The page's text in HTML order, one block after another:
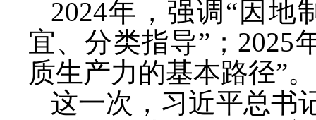
2024年，强调“因地
宜、分类指导”；2025
质生产力的基本路径”。
这一次，习近平总书